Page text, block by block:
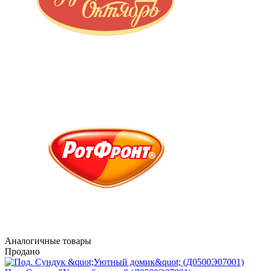
Аналогичные товары
Продано